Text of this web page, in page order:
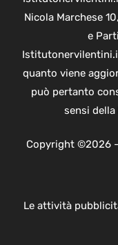
Nicola Marchese
e
quanto viene
può pertanto
sensi
Copyright ©2026
Le attività